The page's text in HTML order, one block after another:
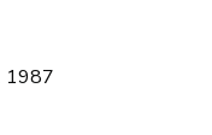
1987